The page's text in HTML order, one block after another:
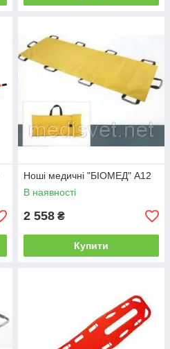
Ноші медичні "БІОМЕД" А12
В наявності
2 558 ₴
Купити